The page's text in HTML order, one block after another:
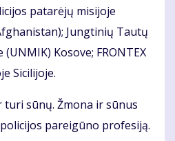
patarėjų misijoje
Jungtinių Tautų
Kosove; FRONTEX
Sicilijoje.
turi sūnų. Žmona ir sūnus
pareigūno profesiją.